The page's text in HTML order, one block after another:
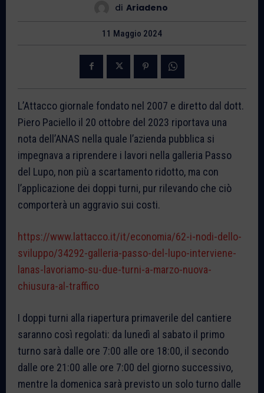
di Ariadeno
11 Maggio 2024
L’Attacco giornale fondato nel 2007 e diretto dal dott.
Piero Paciello il 20 ottobre del 2023 riportava una
nota dell’ANAS nella quale l’azienda pubblica si
impegnava a riprendere i lavori nella galleria Passo
del Lupo, non più a scartamento ridotto, ma con
l’applicazione dei doppi turni, pur rilevando che ciò
comporterà un aggravio sui costi.
https://www.lattacco.it/it/economia/62-i-nodi-dello-
sviluppo/34292-galleria-passo-del-lupo-interviene-
lanas-lavoriamo-su-due-turni-a-marzo-nuova-
chiusura-al-traffico
I doppi turni alla riapertura primaverile del cantiere
saranno così regolati: da lunedì al sabato il primo
turno sarà dalle ore 7:00 alle ore 18:00, il secondo
dalle ore 21:00 alle ore 7:00 del giorno successivo,
mentre la domenica sarà previsto un solo turno dalle